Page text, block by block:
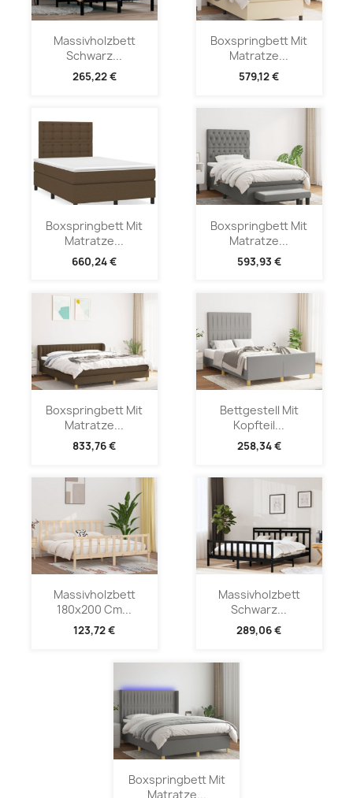
Massivholzbett
Schwarz...
265,22 €
Boxspringbett Mit
Matratze...
579,12 €
Boxspringbett Mit
Matratze...
660,24 €
Boxspringbett Mit
Matratze...
593,93 €
Boxspringbett Mit
Matratze...
833,76 €
Bettgestell Mit
Kopfteil...
258,34 €
Massivholzbett
180x200 Cm...
123,72 €
Massivholzbett
Schwarz...
289,06 €
Boxspringbett Mit
Matratze...